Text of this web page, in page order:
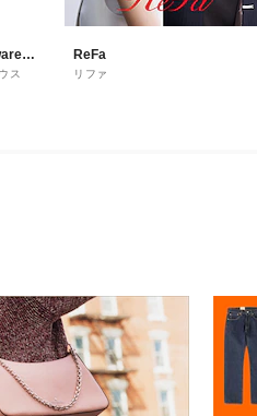
ス
ReFa
リファ